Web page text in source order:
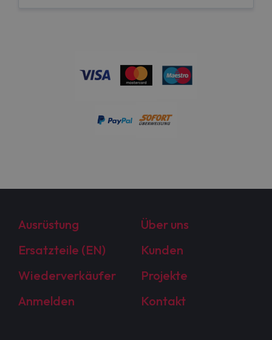
Ausrüstung
Über uns
Ersatzteile (EN)
Kunden
Wiederverkäufer
Projekte
Anmelden
Kontakt